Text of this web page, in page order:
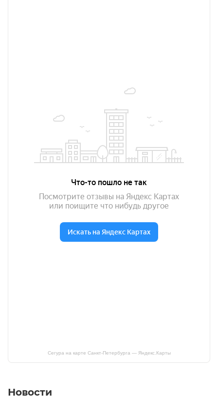
Сегура на карте Санкт‑Петербурга — Яндекс.Карты
Новости